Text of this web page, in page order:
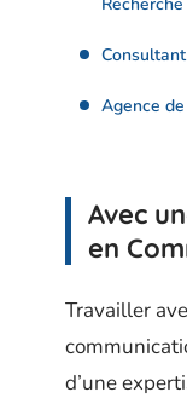
Consultant
Agence
Avec
en
Travailler
d’une